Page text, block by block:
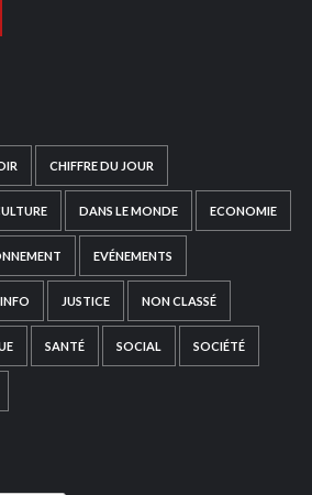
CHIFFRE DU JOUR
DANS LE MONDE ECONOMIE
EVÉNEMENTS
JUSTICE NON CLASSÉ
SANTÉ SOCIAL SOCIÉTÉ